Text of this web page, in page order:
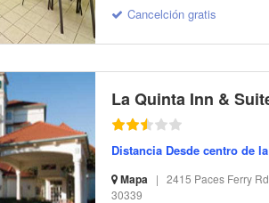
Cancelción gratis
Distancia Desde centro de
Mapa | 2415 Paces Ferry
30339